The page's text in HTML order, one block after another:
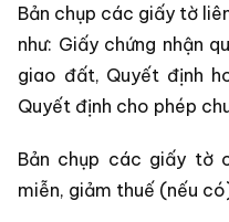
Bản chụp các giấy tờ
như: Giấy chứng nhận
giao đất, Quyết định
Quyết định cho phép
Bản chụp các giấy tờ
miễn, giảm thuế (nếu